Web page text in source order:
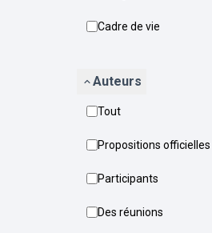
Cadre de vie
Auteurs
Tout
Propositions officielles
Participants
Des réunions